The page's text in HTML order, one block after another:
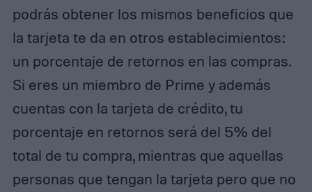
podrás obtener los mismos beneficios que
la tarjeta te da en otros establecimientos:
un porcentaje de retornos en las compras.
Si eres un miembro de Prime y además
cuentas con la tarjeta de crédito, tu
porcentaje en retornos será del 5% del
total de tu compra, mientras que aquellas
personas que tengan la tarjeta pero que no